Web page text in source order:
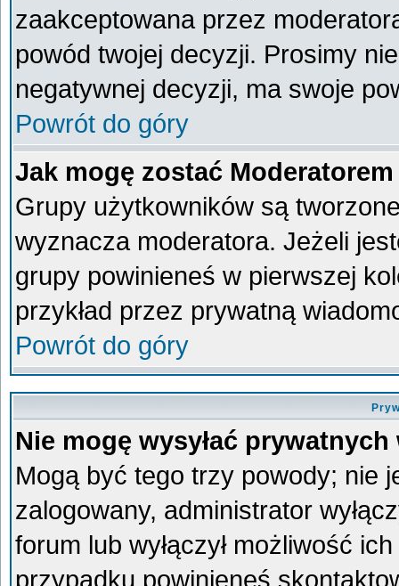
zaakceptowana przez
powód twojej decyzji. Prosimy
negatywnej decyzji, ma swoje
Powrót do góry
Jak mogę zostać
Grupy użytkowników są
wyznacza moderatora. Jeżeli
grupy powinieneś w pierwszej
przykład przez prywatną
Powrót do góry
Nie mogę wysyłać
Mogą być tego trzy powody; nie
zalogowany, administrator
forum lub wyłączył możliwość
przypadku powinieneś